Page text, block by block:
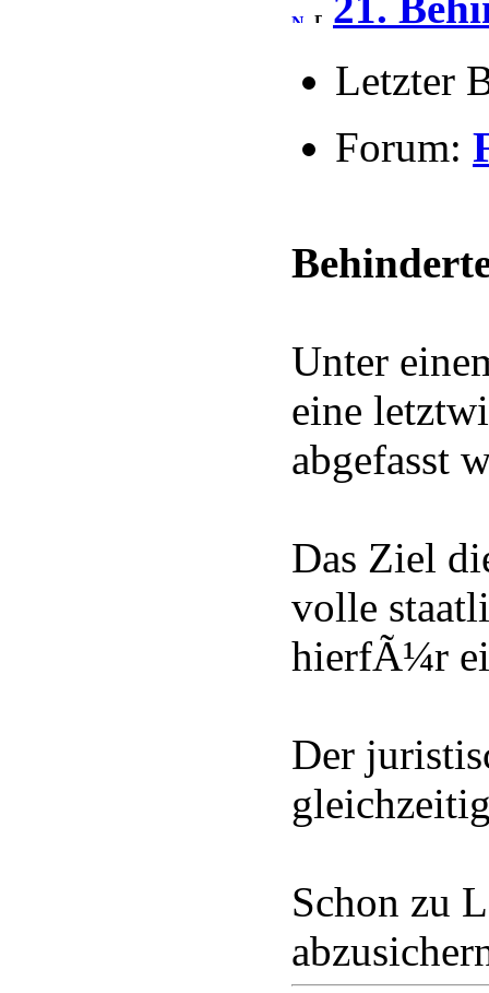
Letzter
Forum:
Unter
eine
abgefasst
Das Ziel
volle
hierfÃ¼r
Der
Schon zu